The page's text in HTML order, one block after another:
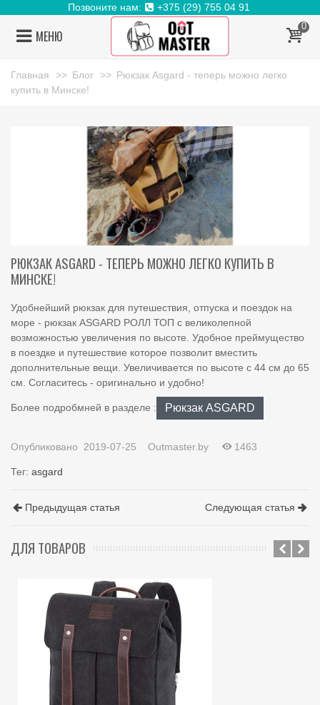
Позвоните нам: +375 (29) 755 04 91
МЕНЮ
0
Главная >> Блог >> Рюкзак Asgard - теперь можно легко
купить в Минске!
РЮКЗАК ASGARD - ТЕПЕРЬ МОЖНО ЛЕГКО КУПИТЬ В
МИНСКЕ!
Удобнейший рюкзак для путешествия, отпуска и поездок на
море - рюкзак ASGARD РОЛЛ ТОП с великолепной
возможностью увеличения по высоте. Удобное преймущество
в поездке и путешествие которое позволит вместить
дополнительные вещи. Увеличивается по высоте с 44 см до 65
см. Согласитесь - оригинально и удобно!
Более подробмней в разделе : Рюкзак ASGARD
Опубликовано 2019-07-25 Outmaster.by 1463
Тег: asgard
Предыдущая статья Следующая статья
ДЛЯ ТОВАРОВ